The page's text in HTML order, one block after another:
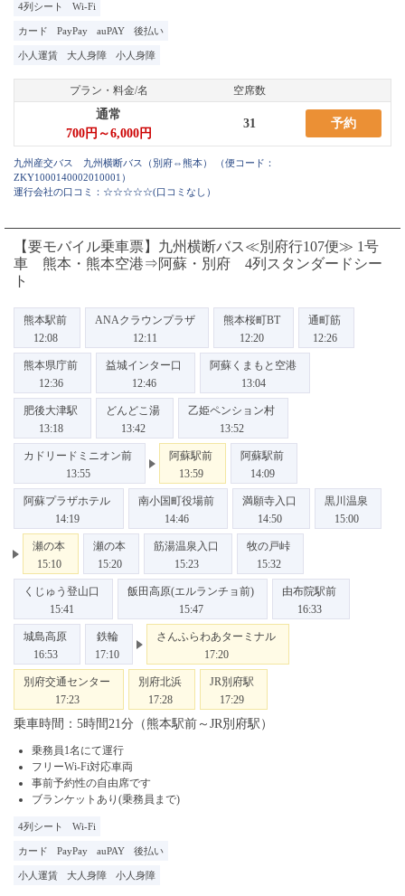
九州産交バス 九州横断バス（別府⇔熊本）
（便コード：
ZKY1000140002010001 ）
運行会社の口コミ：☆☆☆☆☆(口コミなし）
4列シート Wi-Fi
カード PayPay auPAY 後払い
小人運賃 大人身障 小人身障
プラン・料金/名 空席数
通常
700円～6,000円
31 予約
【要モバイル乗車票】九州横断バス≪別府行107便≫ 1号
車 熊本・熊本空港⇒阿蘇・別府 4列スタンダードシー
ト
熊本駅前
12:08
ANAクラウンプラザ
12:11
熊本桜町BT
12:20
通町筋
12:26
熊本県庁前
12:36
益城インター口
12:46
阿蘇くまもと空港
13:04
肥後大津駅
13:18
どんどこ湯
13:42
乙姫ペンション村
13:52
カドリードミニオン前
13:55
阿蘇駅前
13:59
阿蘇駅前
14:09
阿蘇プラザホテル
14:19
南小国町役場前
14:46
満願寺入口
14:50
黒川温泉
15:00
瀬の本
15:10
瀬の本
15:20
筋湯温泉入口
15:23
牧の戸峠
15:32
くじゅう登山口
15:41
飯田高原(エルランチョ前)
15:47
由布院駅前
16:33
城島高原
16:53
鉄輪
17:10
さんふらわあターミナル
17:20
別府交通センター
17:23
別府北浜
17:28
JR別府駅
17:29
乗車時間：5時間21分（熊本駅前～JR別府駅）
4列シート Wi-Fi
乗務員1名にて運行
フリーWi-Fi対応車両
事前予約性の自由席です
ブランケットあり(乗務員まで)
カード PayPay auPAY 後払い
小人運賃 大人身障 小人身障